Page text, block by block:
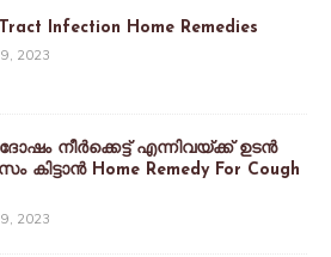
Infection Home Remedies
2023
നീർക്കെട്ട് എന്നിവയ്ക്ക് ഉടൻ
Home Remedy For Cough
2023